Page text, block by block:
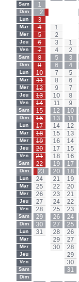
Sam
Dim
Lun
Mar
Mer
Jeu
Ven
Sam
Dim
Lun
Mar
Mer
Jeu
Ven
Sam
Dim
Lun
Mar
Mer
Jeu
Ven
Sam
Dim
Lun
Mar
Mer
Jeu
Ven
Sam
Dim
Lun
Mar
Mer
Jeu
Ven
Sam
Dim
1
2
3
4
5
6
7
8
9
10
11
12
13
14
15
16
17
18
19
20
21
22
23
24
25
26
27
28
29
30
31
1
2
3
4
5
6
7
8
9
10
11
12
13
14
15
16
17
18
19
20
21
22
23
24
25
26
27
28
29
30
1
2
3
4
5
6
7
8
9
10
11
12
13
14
15
16
17
18
19
20
21
22
23
24
25
26
27
28
29
30
31